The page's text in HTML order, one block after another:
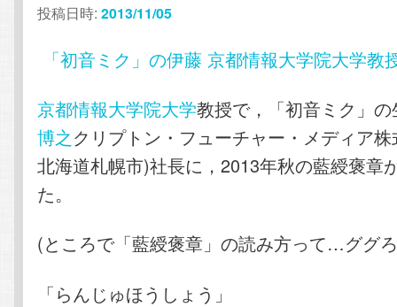
ン
テ
ン
ツ
テ
ン
ツ
へ
投稿日時:2013/11/05
「初音ミク」の伊藤 京都情報大学院大学教
京都情報大学院大学教授で，「初音ミク」
博之クリプトン・フューチャー・メディア
北海道札幌市)社長に，2013年秋の藍綬褒章
た。
(ところで「藍綬褒章」の読み方って…ググ
「らんじゅほうしょう」